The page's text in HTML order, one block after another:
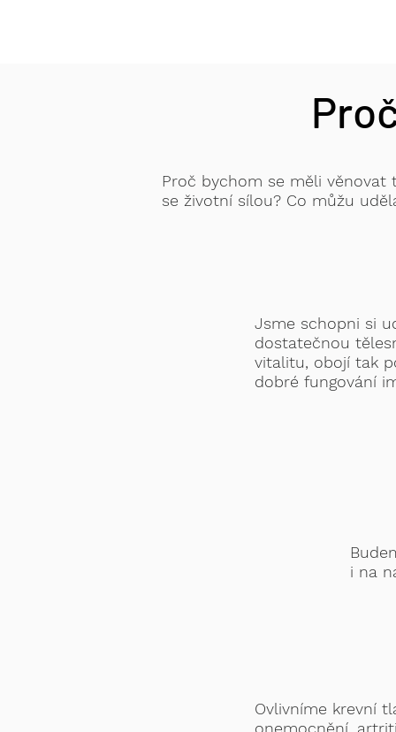
Proč bychom se měli
se životní sílou? Co můžu
Jsme schopni si
dostatečnou
vitalitu, obojí tak
dobré fungování
i na
Ovlivníme krevní
onemocnění,